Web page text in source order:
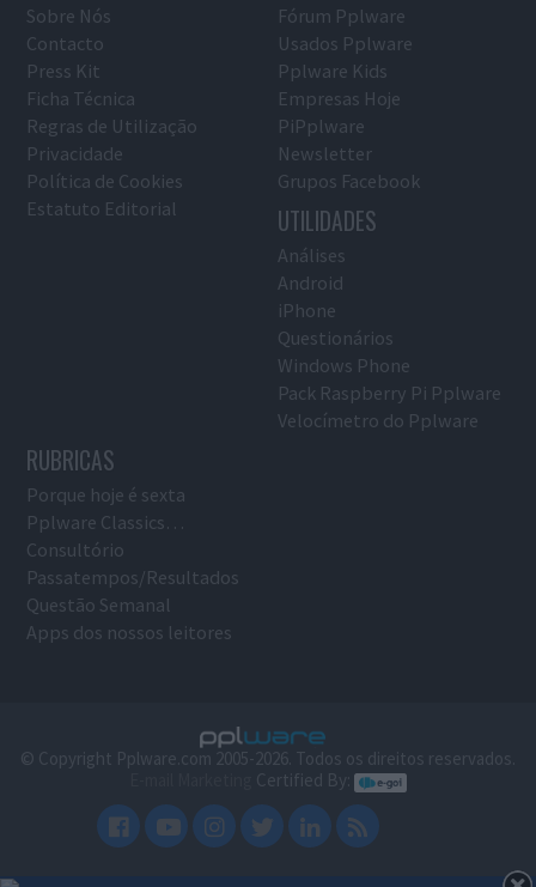
Sobre Nós
Contacto
Press Kit
Ficha Técnica
Regras de Utilização
Privacidade
Política de Cookies
Estatuto Editorial
Fórum Pplware
Usados Pplware
Pplware Kids
Empresas Hoje
PiPplware
Newsletter
Grupos Facebook
UTILIDADES
Análises
Android
iPhone
Questionários
Windows Phone
Pack Raspberry Pi Pplware
Velocímetro do Pplware
RUBRICAS
Porque hoje é sexta
Pplware Classics…
Consultório
Passatempos/Resultados
Questão Semanal
Apps dos nossos leitores
© Copyright Pplware.com 2005-2026. Todos os direitos reservados.
Certified By: